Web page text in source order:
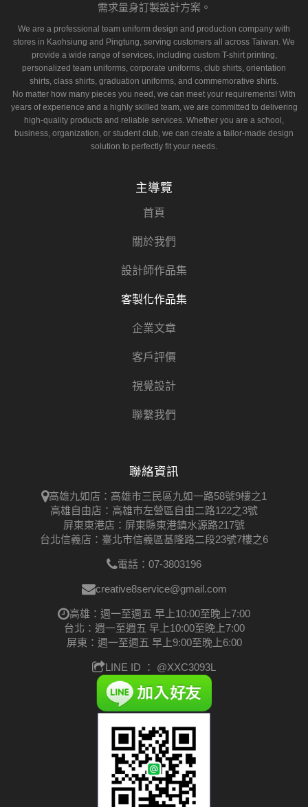
需求量身訂製設計方案。
We are a professional team uniform design and production company with
stores in Kaohsiung and Pingtung, serving customers all across Taiwan. We
provide a wide range of services, including custom T-shirt printing,
personalized team uniforms, corporate uniforms, club shirts, orientation
shirts, class shirts, graduation uniforms, and commemorative shirts.
No matter how many pieces you need, we can meet your requirements! With
years of experience and a highly skilled team, we are committed to delivering
high-quality products and reliable services. Whether you are a school,
business, organization, or student club, we can create a tailor-made design
solution to perfectly fit your needs.
主導覽
首頁
關於我們
設計師作品集
客製化作品集
企業文章
客戶評價
視覺設計
聯繫我們
聯絡資訊
高雄九如店：高雄市三民區九如一路58號9樓之1
高雄自由店：高雄市左營區自由二路122之3號
屏東東港店：屏東縣東港鎮水源路217號
台北信義店：臺北市信義區基隆路二段23號7樓之6
電話：07-3803196
creative8service@gmail.com
高雄：週一至週五 早上10:00至晚上7:00
台北：週一至週五 早上10:00至晚上7:00
屏東：週一至週五 早上9:00至晚上6:00
LINE ID ： @XXC3093L